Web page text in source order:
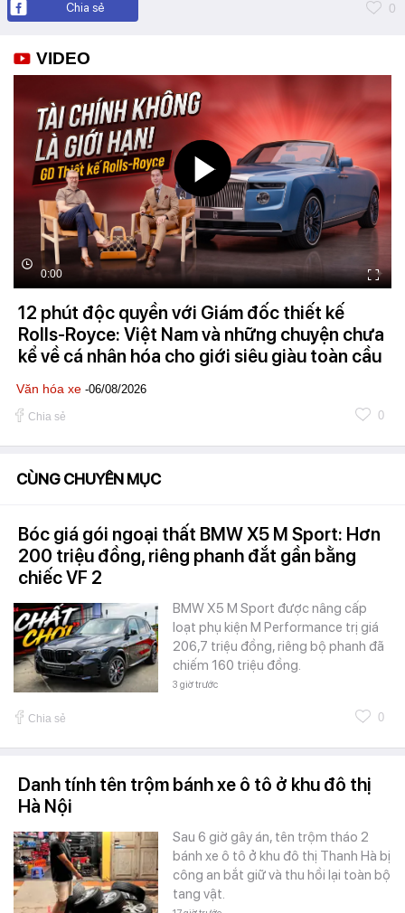
Chia sẻ 0
VIDEO
0:00
12 phút độc quyền với Giám đốc thiết kế
Rolls-Royce: Việt Nam và những chuyện chưa
kể về cá nhân hóa cho giới siêu giàu toàn cầu
Văn hóa xe -06/08/2026
Chia sẻ 0
CÙNG CHUYÊN MỤC
Bóc giá gói ngoại thất BMW X5 M Sport: Hơn
200 triệu đồng, riêng phanh đắt gần bằng
chiếc VF 2
BMW X5 M Sport được nâng cấp
loạt phụ kiện M Performance trị giá
206,7 triệu đồng, riêng bộ phanh đã
chiếm 160 triệu đồng.
3 giờ trước
Chia sẻ 0
Danh tính tên trộm bánh xe ô tô ở khu đô thị
Hà Nội
Sau 6 giờ gây án, tên trộm tháo 2
bánh xe ô tô ở khu đô thị Thanh Hà bị
công an bắt giữ và thu hồi lại toàn bộ
tang vật.